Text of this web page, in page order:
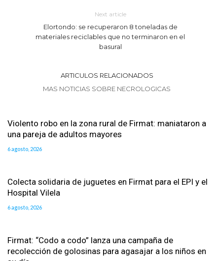
Next article
Elortondo: se recuperaron 8 toneladas de
materiales reciclables que no terminaron en el
basural
ARTICULOS RELACIONADOS
MAS NOTICIAS SOBRE NECROLOGICAS
Violento robo en la zona rural de Firmat: maniataron a
una pareja de adultos mayores
6 agosto, 2026
Colecta solidaria de juguetes en Firmat para el EPI y el
Hospital Vilela
6 agosto, 2026
Firmat: “Codo a codo” lanza una campaña de
recolección de golosinas para agasajar a los niños en